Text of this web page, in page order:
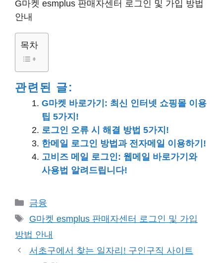
G마켓 esmplus 판매자센터 로그인 및 가입 방법
안내
목차
관련된 글:
G마켓 바로가기: 최신 인터넷 쇼핑몰 이용
팁 5가지!
로그인 오류 시 해결 방법 5가지!
한메일 로그인 방법과 전자메일 이용하기!
고비즈 메일 로그인: 웹메일 바로가기와
사용법 알려드립니다!
카
테
리
금융
태
그
G마켓 esmplus 판매자센터 로그인 및 가입
방법 안내
서초구에서 찾는 일자리! 구인구직 사이트